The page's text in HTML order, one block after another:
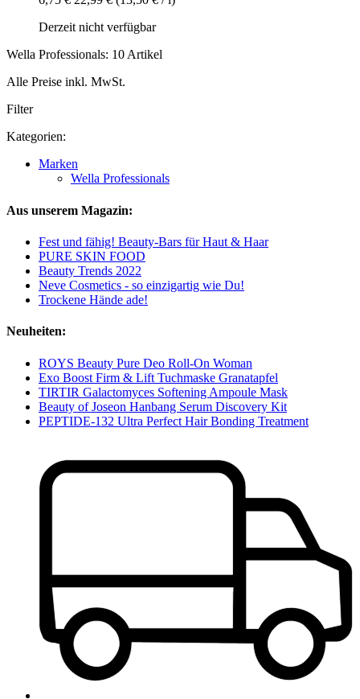
Derzeit nicht verfügbar
Wella Professionals: 10 Artikel
Alle Preise inkl. MwSt.
Filter
Kategorien:
Marken
Wella Professionals
Aus unserem Magazin:
Fest und fähig! Beauty-Bars für Haut & Haar
PURE SKIN FOOD
Beauty Trends 2022
Neve Cosmetics - so einzigartig wie Du!
Trockene Hände ade!
Neuheiten:
ROYS Beauty Pure Deo Roll-On Woman
Exo Boost Firm & Lift Tuchmaske Granatapfel
TIRTIR Galactomyces Softening Ampoule Mask
Beauty of Joseon Hanbang Serum Discovery Kit
PEPTIDE-132 Ultra Perfect Hair Bonding Treatment